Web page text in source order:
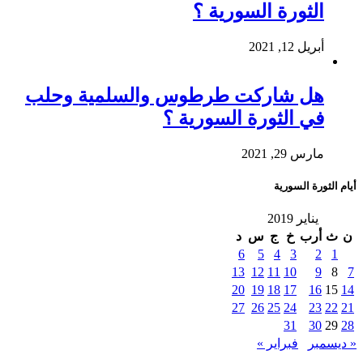
الثورة السورية ؟
أبريل 12, 2021
هل شاركت طرطوس والسلمية وحلب
في الثورة السورية ؟
مارس 29, 2021
أيام الثورة السورية
يناير 2019
ن ث أرب خ ج س د
1
2
3
4
5
6
7
8
9
10
11
12
13
14
15
16
17
18
19
20
21
22
23
24
25
26
27
28
29
30
31
« ديسمبر
فبراير »